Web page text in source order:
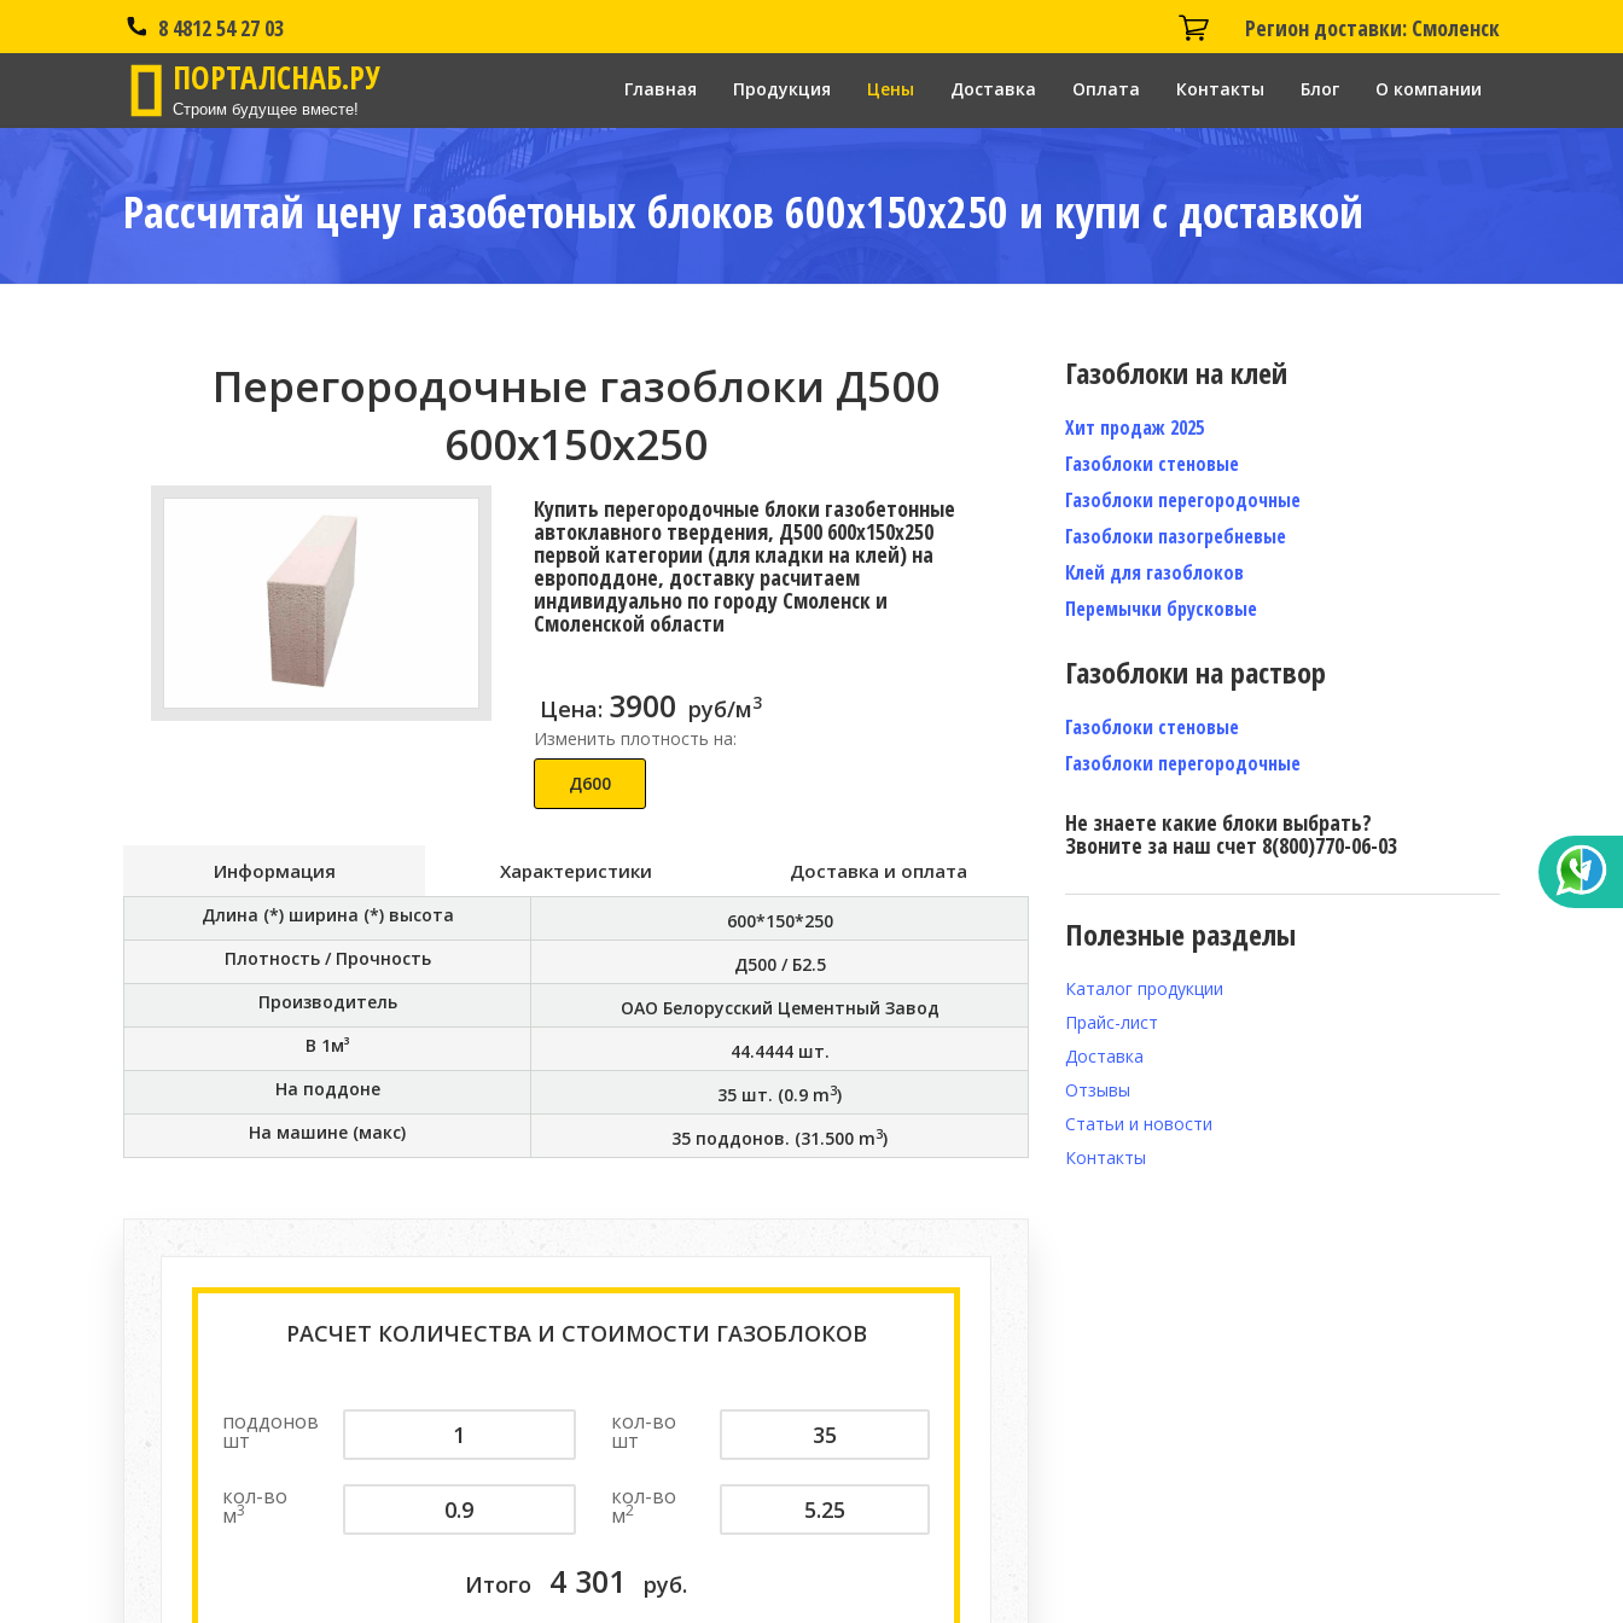
8 4812 54 27 03 Регион доставки: Смоленск
ПОРТАЛСНАБ.РУ
Строим будущее вместе!
Главная Продукция Цены Доставка Оплата Контакты Блог О компании
Рассчитай цену газобетоных блоков 600x150x250 и купи с доставкой
Перегородочные газоблоки Д500
600x150x250
Купить перегородочные блоки газобетонные
автоклавного твердения, Д500 600x150x250
первой категории (для кладки на клей) на
европоддоне, доставку расчитаем
индивидуально по городу Смоленск и
Смоленской области
Цена: 3900 руб/м3
Изменить плотность на:
Д600
Информация Характеристики Доставка и оплата
Длина (*) ширина (*) высота
600*150*250
Плотность / Прочность
Д500 / Б2.5
Производитель
ОАО Белорусский Цементный Завод
В 1м³
44.4444шт.
На поддоне
35 шт. (0.9 m3)
На машине (макс)
35 поддонов. (31.500 m3)
РАСЧЕТ КОЛИЧЕСТВА И СТОИМОСТИ ГАЗОБЛОКОВ
поддонов
шт
кол-во
шт
кол-во
м3
кол-во
м2
Итого 4 301 руб.
Газоблоки на клей
Хит продаж 2025
Газоблоки стеновые
Газоблоки перегородочные
Газоблоки пазогребневые
Клей для газоблоков
Перемычки брусковые
Газоблоки на раствор
Газоблоки стеновые
Газоблоки перегородочные
Не знаете какие блоки выбрать?
Звоните за наш счет 8(800)770-06-03
Полезные разделы
Каталог продукции
Прайс-лист
Доставка
Отзывы
Статьи и новости
Контакты